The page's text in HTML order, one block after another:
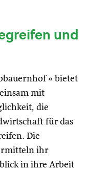
und
« bietet
mit
die
für das
Die
ihr
in ihre Arbeit